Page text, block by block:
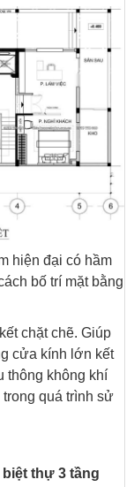
hiện đại có hầm
bố trí mặt bằng
chặt chẽ. Giúp
cửa kính lớn kết
thông không khí
quá trình sử
thự 3 tầng